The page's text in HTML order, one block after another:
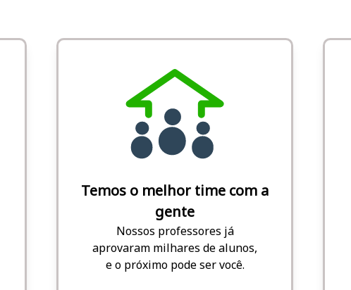
Temos o melhor time com a
gente
Nossos professores já
aprovaram milhares de alunos,
e o próximo pode ser você.